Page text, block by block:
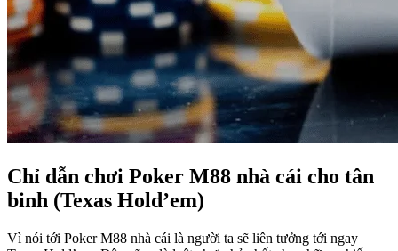
Chỉ dẫn chơi Poker M88 nhà cái cho tân
binh (Texas Hold’em)
Vì nói tới Poker M88 nhà cái là người ta sẽ liên tưởng tới ngay